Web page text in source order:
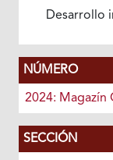
Desarrollo
NÚMERO
2024: Magazín
SECCIÓN